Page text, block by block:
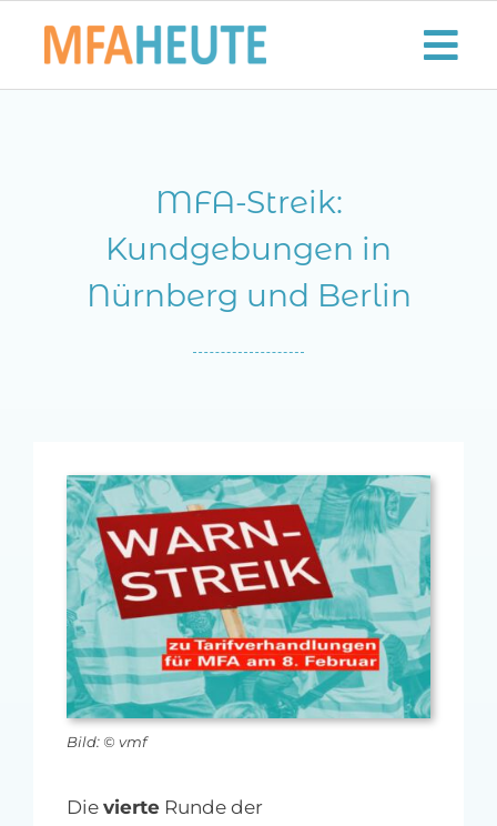
Inhalt
MFA-heute Newsletter-Anmeldung
Über uns
Ihre Werbung auf MFA-heute.de
Suche
nach:
MFA-Streik:
Kundgebungen in
Nürnberg und Berlin
Bild: © vmf
Die vierteRunde der